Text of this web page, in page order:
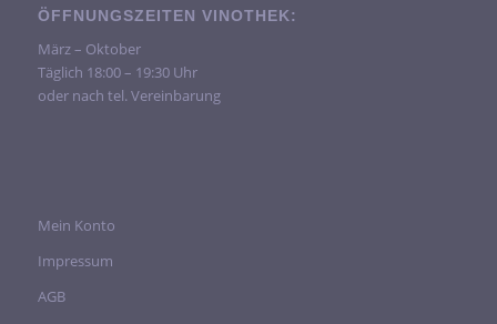
ÖFFNUNGSZEITEN VINOTHEK:
März – Oktober
Täglich 18:00 – 19:30 Uhr
oder nach tel. Vereinbarung
Mein Konto
Impressum
AGB